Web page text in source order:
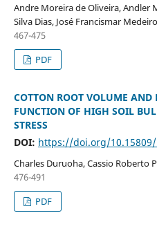
Andre Moreira de Oliveira, Andler
Silva Dias, José Francismar
467-475
PDF
COTTON ROOT VOLUME AND
FUNCTION OF HIGH SOIL
STRESS
DOI: https://doi.org/
Charles Duruoha, Cassio Roberto
476-491
PDF